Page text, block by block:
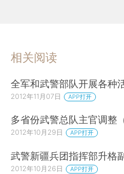
相关阅读
全军和武警部队开展各种
2012年11月07日 APP打开
多省份武警总队主官调整
2012年10月29日 APP打开
武警新疆兵团指挥部升格
2012年10月26日 APP打开